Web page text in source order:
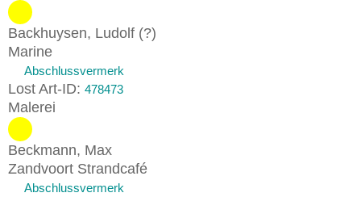
Backhuysen, Ludolf (?)
Marine
Abschlussvermerk
Lost Art-ID: 478473
Malerei
Beckmann, Max
Zandvoort Strandcafé
Abschlussvermerk